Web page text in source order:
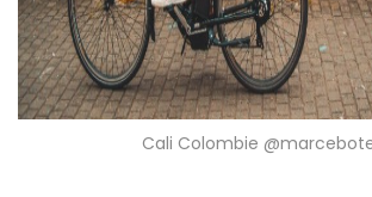
Cali Colombie